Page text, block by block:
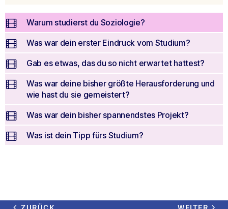
Warum studierst du Soziologie?
Was war dein erster Eindruck vom Studium?
Gab es etwas, das du so nicht erwartet hattest?
Was war deine bisher größte Herausforderung und
wie hast du sie gemeistert?
Was war dein bisher spannendstes Projekt?
Was ist dein Tipp fürs Studium?